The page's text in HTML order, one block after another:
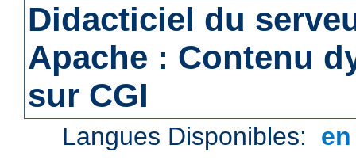
Didacticiel du
Apache : Contenu
sur CGI
Langues Disponibles: